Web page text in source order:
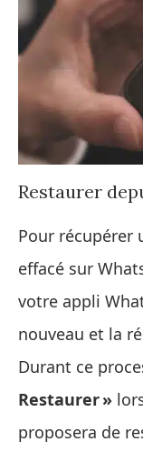
Restaurer
Pour récupérer
effacé sur
votre appli
nouveau et la
Durant ce
Restaurer »
proposera de